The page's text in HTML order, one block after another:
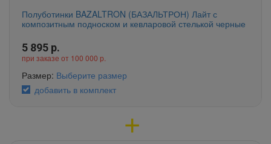
Полуботинки BAZALTRON (БАЗАЛЬТРОН) Лайт с
композитным подноском и кевларовой стелькой черные
5 895 р.
при заказе от 100 000 р.
Размер: Выберите размер
добавить в комплект